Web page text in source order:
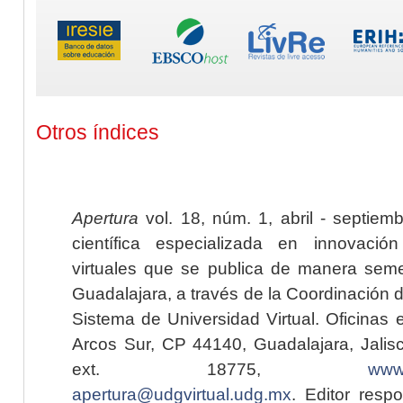
Otros índices
Apertura vol. 18, núm. 1, abril -
científica especializada en
virtuales que se publica de manera
Guadalajara, a través de la Coordinación
Sistema de Universidad Virtual. Oficinas
Arcos Sur, CP 44140, Guadalajara,
ext. 18775,
apertura@udgvirtual.udg.mx. Editor